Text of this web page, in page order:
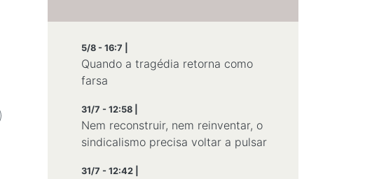
5/8 - 16:7 |
Quando a tragédia retorna como
farsa
31/7 - 12:58 |
Nem reconstruir, nem reinventar, o
sindicalismo precisa voltar a pulsar
31/7 - 12:42 |